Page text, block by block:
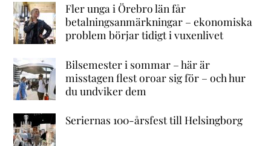
Fler unga i Örebro län får
betalningsanmärkningar – ekonomiska
problem börjar tidigt i vuxenlivet
Bilsemester i sommar – här är
misstagen flest oroar sig för – och hur
du undviker dem
Seriernas 100-årsfest till Helsingborg